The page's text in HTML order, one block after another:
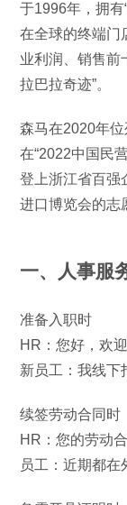
于1996年，拥有
在全球的终端门
业利润、销售前
拉巴拉奇迹”。
森马在2020年
在“2022中国民
登上浙江省百强
进口博览会的志
一、人事服
准备入职时
HR：您好，欢
新员工：我线下
续签劳动合同时
HR：您的劳动
员工：近期都在